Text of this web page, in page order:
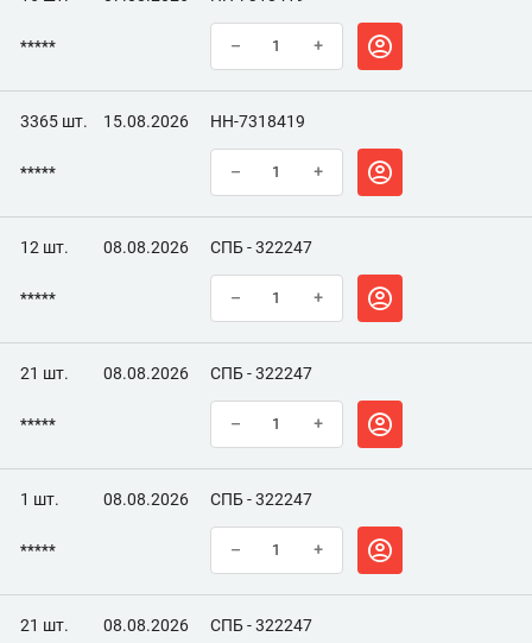
***** – +
3365 шт. 15.08.2026 НН-7318419
***** – +
12 шт. 08.08.2026 СПБ - 322247
***** – +
21 шт. 08.08.2026 СПБ - 322247
***** – +
1 шт. 08.08.2026 СПБ - 322247
***** – +
21 шт. 08.08.2026 СПБ - 322247